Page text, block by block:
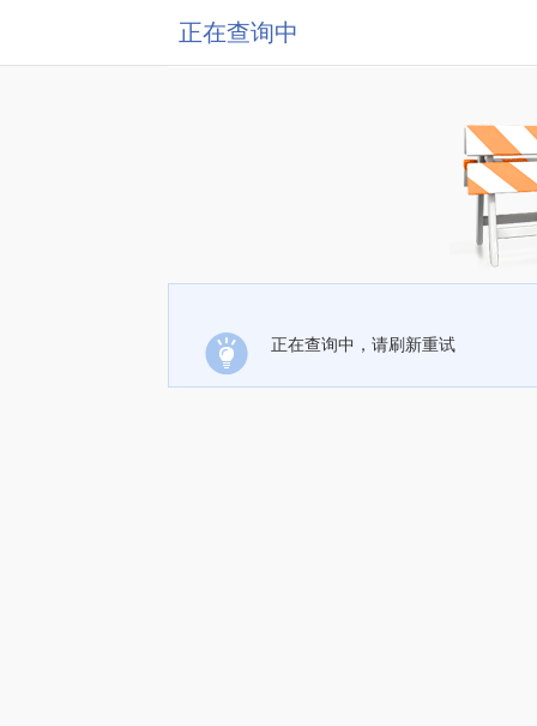
正在查询中
正在查询中，请刷新重试